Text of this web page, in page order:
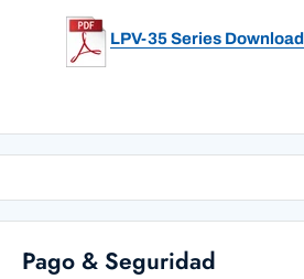
LPV-35 Series Download
Pago & Seguridad